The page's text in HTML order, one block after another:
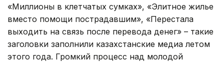
«Миллионы в клетчатых сумках», «Элитное жилье
вместо помощи пострадавшим», «Перестала
выходить на связь после перевода денег» – такие
заголовки заполнили казахстанские медиа летом
этого года. Громкий процесс над молодой